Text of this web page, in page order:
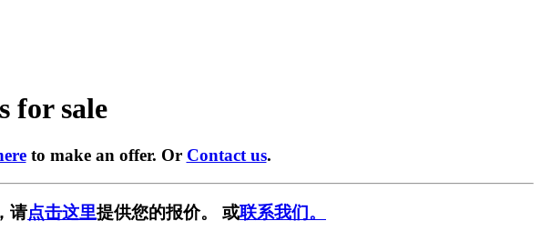
for sale
to make an offer. Or Contact us.
请点击这里提供您的报价。 或联系我们。